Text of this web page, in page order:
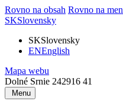
Rovno na obsah Rovno na
SKSlovensky
SKSlovensky
ENEnglish
Mapa webu
Dolné Srnie 242916 41
Menu